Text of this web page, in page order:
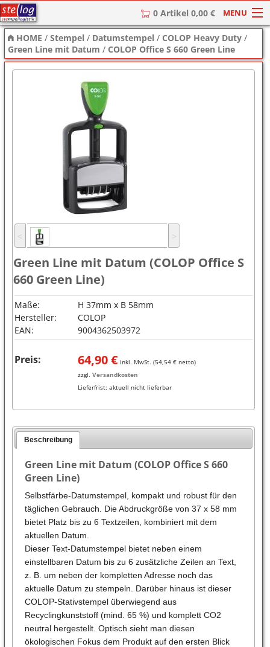
0 Artikel 0,00 € MENU
HOME
Stempel
Stempel-Textplatten
Stempelzubehör
HOME /Stempel / Datumstempel / COLOP Heavy Duty /
Green Line mit Datum / COLOP Office S 660 Green Line
˂ ˃
Green Line mit Datum (COLOP Office S
660 Green Line)
Maße:
H 37mm x B 58mm
Hersteller:
COLOP
EAN:
9004362503972
Preis: 64,90€ inkl. MwSt. (54,54€ netto)
zzgl. Versandkosten
Lieferfrist: aktuell nicht lieferbar
Beschreibung
Green Line mit Datum (COLOP Office S 660
Green Line)
Selbstfärbe-Datumstempel, kompakt und robust für den
täglichen Gebrauch. Die Abdruckgröße von 37 x 58 mm
bietet Platz bis zu 6 Textzeilen, kombiniert mit dem
aktuellen Datum.
Dieser Text-Datumstempel bietet neben einem
einstellbaren Datum bis zu 6 zusätzliche Zeilen an Text,
z. B. um neben der kompletten Adresse noch das
aktuelle Datum zu stempeln. Darüber hinaus ist dieser
COLOP-Stativstempel überwiegend aus
Recyclingkunststoff (mind. 65 %) und komplett CO2
neutral hergestellt. Optisch sieht man diesen
ökologischen Fokus dem Produkt auf den ersten Blick